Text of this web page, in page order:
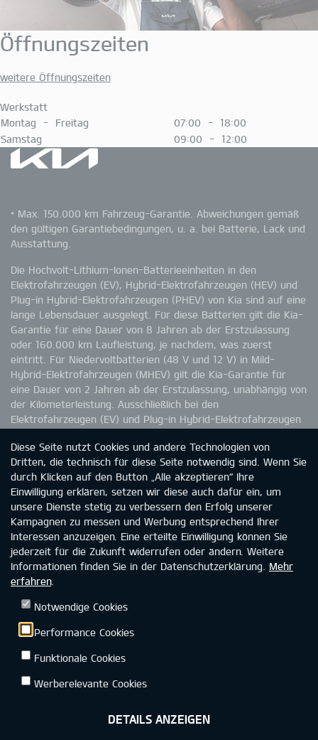
Öffnungszeiten
weitere Öffnungszeiten
Werkstatt
Montag - Freitag
07:00 - 18:00
Samstag
09:00 - 12:00
* Max. 150.000 km Fahrzeug-Garantie. Abweichungen gemäß
den gültigen Garantiebedingungen, u. a. bei Batterie, Lack und
Ausstattung.
Die Hochvolt-Lithium-Ionen-Batterieeinheiten in den
Elektrofahrzeugen (EV), Hybrid-Elektrofahrzeugen (HEV) und
Plug-in Hybrid-Elektrofahrzeugen (PHEV) von Kia sind auf eine
lange Lebensdauer ausgelegt. Für diese Batterien gilt die Kia-
Garantie für eine Dauer von 8 Jahren ab der Erstzulassung
oder 160.000 km Laufleistung, je nachdem, was zuerst
eintritt. Für Niedervoltbatterien (48 V und 12 V) in Mild-
Hybrid-Elektrofahrzeugen (MHEV) gilt die Kia-Garantie für
eine Dauer von 2 Jahren ab der Erstzulassung, unabhängig von
der Kilometerleistung. Ausschließlich bei den
Elektrofahrzeugen (EV) und Plug-in Hybrid-Elektrofahrzeugen
Kapazitätsminderung der Batterie in HEV- und MHEV-
Fahrzeugen ist nicht durch die Garantie abgedeckt. Wie du
einer möglichen Kapazitätsminderung entgegenwirken wirken
kannst, entnimmst du bitte der Betriebsanleitung. Weitere
Informationen zur Kia-Garantie findest du unter
www.kia.com/de/garantie.
Impressum Kontakt Barrierefreiheit
©2026 KIA DEUTSCHLAND GMBH
Diese Seite nutzt Cookies und andere Technologien von
Dritten, die technisch für diese Seite notwendig sind. Wenn Sie
durch Klicken auf den Button „Alle akzeptieren“ Ihre
Einwilligung erklären, setzen wir diese auch dafür ein, um
unsere Dienste stetig zu verbessern den Erfolg unserer
Kampagnen zu messen und Werbung entsprechend Ihrer
Interessen anzuzeigen. Eine erteilte Einwilligung können Sie
jederzeit für die Zukunft widerrufen oder ändern. Weitere
Informationen finden Sie in der Datenschutzerklärung. Mehr
erfahren.
Notwendige Cookies
Performance Cookies
Funktionale Cookies
Werberelevante Cookies
DETAILS ANZEIGEN